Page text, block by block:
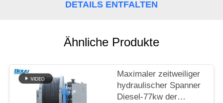
PRIVACY
POLICY
DETAILS ENTFALTEN
Ähnliche Produkte
Maximaler zeitweiliger
hydraulischer Spanner
Diesel-77kw der